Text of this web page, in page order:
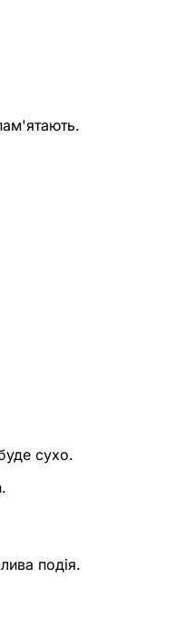
сухо.
подія.